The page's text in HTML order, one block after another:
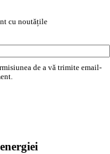
cu noutățile
de a vă trimite email-